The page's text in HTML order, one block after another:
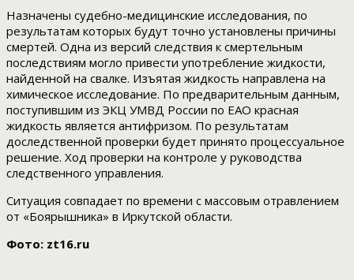
Назначены судебно-медицинские исследования, по
результатам которых будут точно установлены причины
смертей. Одна из версий следствия к смертельным
последствиям могло привести употребление жидкости,
найденной на свалке. Изъятая жидкость направлена на
химическое исследование. По предварительным данным,
поступившим из ЭКЦ УМВД России по ЕАО красная
жидкость является антифризом. По результатам
доследственной проверки будет принято процессуальное
решение. Ход проверки на контроле у руководства
следственного управления.
Ситуация совпадает по времени с массовым отравлением
от «Боярышника» в Иркутской области.
Фото: zt16.ru